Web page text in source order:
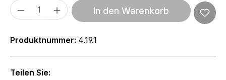
Produkt Anzahl: Gib den gewünschten
In den Warenkorb
Produktnummer: 4.19.1
Teilen Sie: